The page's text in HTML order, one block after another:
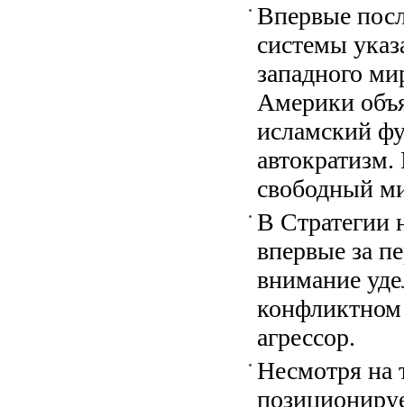
Впервые
системы
западного
Америки
исламский
свободный
В Стратегии
впервые за
внимание
конфликтном
агрессор.
Несмотря